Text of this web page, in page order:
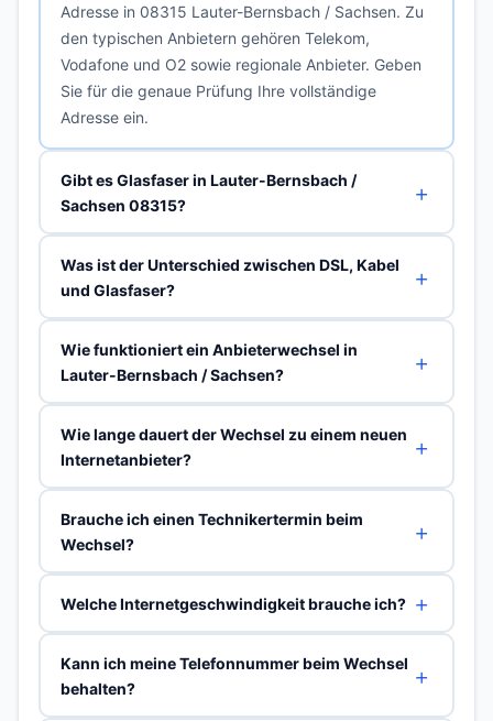
Adresse in 08315 Lauter-Bernsbach / Sachsen. Zu
den typischen Anbietern gehören Telekom,
Vodafone und O2 sowie regionale Anbieter. Geben
Sie für die genaue Prüfung Ihre vollständige
Adresse ein.
Gibt es Glasfaser in Lauter-Bernsbach /
Sachsen 08315?
Was ist der Unterschied zwischen DSL, Kabel
und Glasfaser?
Wie funktioniert ein Anbieterwechsel in
Lauter-Bernsbach / Sachsen?
Wie lange dauert der Wechsel zu einem neuen
Internetanbieter?
Brauche ich einen Technikertermin beim
Wechsel?
Welche Internetgeschwindigkeit brauche ich?
Kann ich meine Telefonnummer beim Wechsel
behalten?